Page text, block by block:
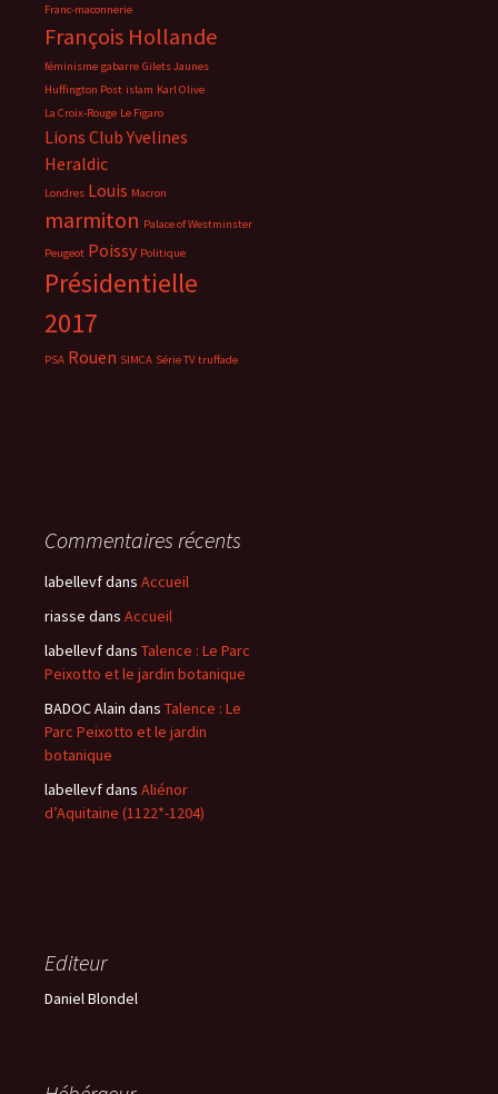
Franc-maconnerie
François Hollande
féminisme gabarre Gilets Jaunes
Huffington Post islam Karl Olive
La Croix-Rouge Le Figaro
Lions Club Yvelines
Heraldic
Londres Louis Macron
marmiton Palace of Westminster
Peugeot Poissy Politique
Présidentielle
2017
PSA Rouen SIMCA Série TV truffade
Commentaires récents
labellevfdans Accueil
riasse dans Accueil
labellevfdans Talence : Le Parc
Peixotto et le jardin botanique
BADOC Alain dans Talence : Le
Parc Peixotto et le jardin
botanique
labellevfdans Aliénor
d’Aquitaine (1122*-1204)
Editeur
Daniel Blondel